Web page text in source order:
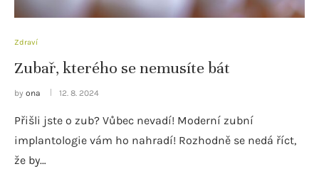
Zdraví
Zubař, kterého se nemusíte bát
by ona 12. 8. 2024
Přišli jste o zub? Vůbec nevadí! Moderní zubní
implantologie vám ho nahradí! Rozhodně se nedá říct,
že by…